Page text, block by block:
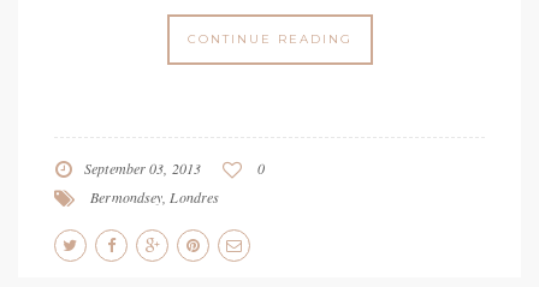
CONTINUE READING
September 03, 2013
0
Bermondsey Londres